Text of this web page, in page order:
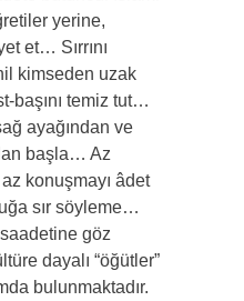
yerine,
et… Sırrını
kimseden uzak
başını temiz tut…
ayağından ve
başla… Az
konuşmayı âdet
sır söyleme…
göz
dayalı “öğütler”
bulunmaktadır.